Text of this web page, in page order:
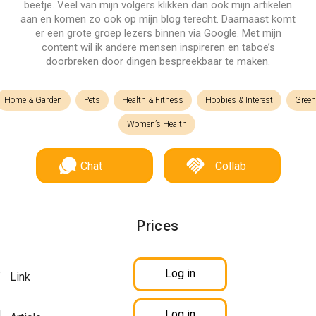
beetje. Veel van mijn volgers klikken dan ook mijn artikelen
aan en komen zo ook op mijn blog terecht. Daarnaast komt
er een grote groep lezers binnen via Google. Met mijn
content wil ik andere mensen inspireren en taboe’s
doorbreken door dingen bespreekbaar te maken.
Home & Garden Pets Health & Fitness Hobbies & Interest
Women’s Health
Chat Collab
Prices
Link Log in